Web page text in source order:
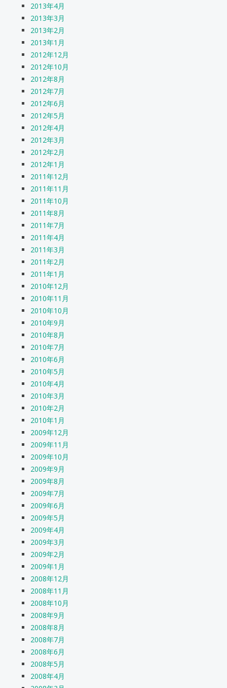
2013年4月
2013年3月
2013年2月
2013年1月
2012年12月
2012年10月
2012年8月
2012年7月
2012年6月
2012年5月
2012年4月
2012年3月
2012年2月
2012年1月
2011年12月
2011年11月
2011年10月
2011年8月
2011年7月
2011年4月
2011年3月
2011年2月
2011年1月
2010年12月
2010年11月
2010年10月
2010年9月
2010年8月
2010年7月
2010年6月
2010年5月
2010年4月
2010年3月
2010年2月
2010年1月
2009年12月
2009年11月
2009年10月
2009年9月
2009年8月
2009年7月
2009年6月
2009年5月
2009年4月
2009年3月
2009年2月
2009年1月
2008年12月
2008年11月
2008年10月
2008年9月
2008年8月
2008年7月
2008年6月
2008年5月
2008年4月